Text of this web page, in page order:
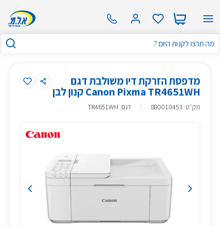
מדפסת ‏הזרקת דיו ‏משולבת דגם
Canon Pixma TR4651WH קנון לבן
מק״ט:
880010453 דגם: TR4651WH